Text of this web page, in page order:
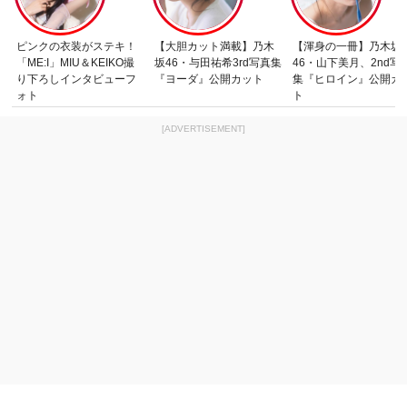
ピンクの衣装がステキ！
「ME:I」MIU＆KEIKO撮
り下ろしインタビューフ
ォト
【大胆カット満載】乃木
坂46・与田祐希3rd写真集
『ヨーダ』公開カット
【渾身の一冊】乃木坂
46・山下美月、2nd写
集『ヒロイン』公開カ
ト
[ADVERTISEMENT]